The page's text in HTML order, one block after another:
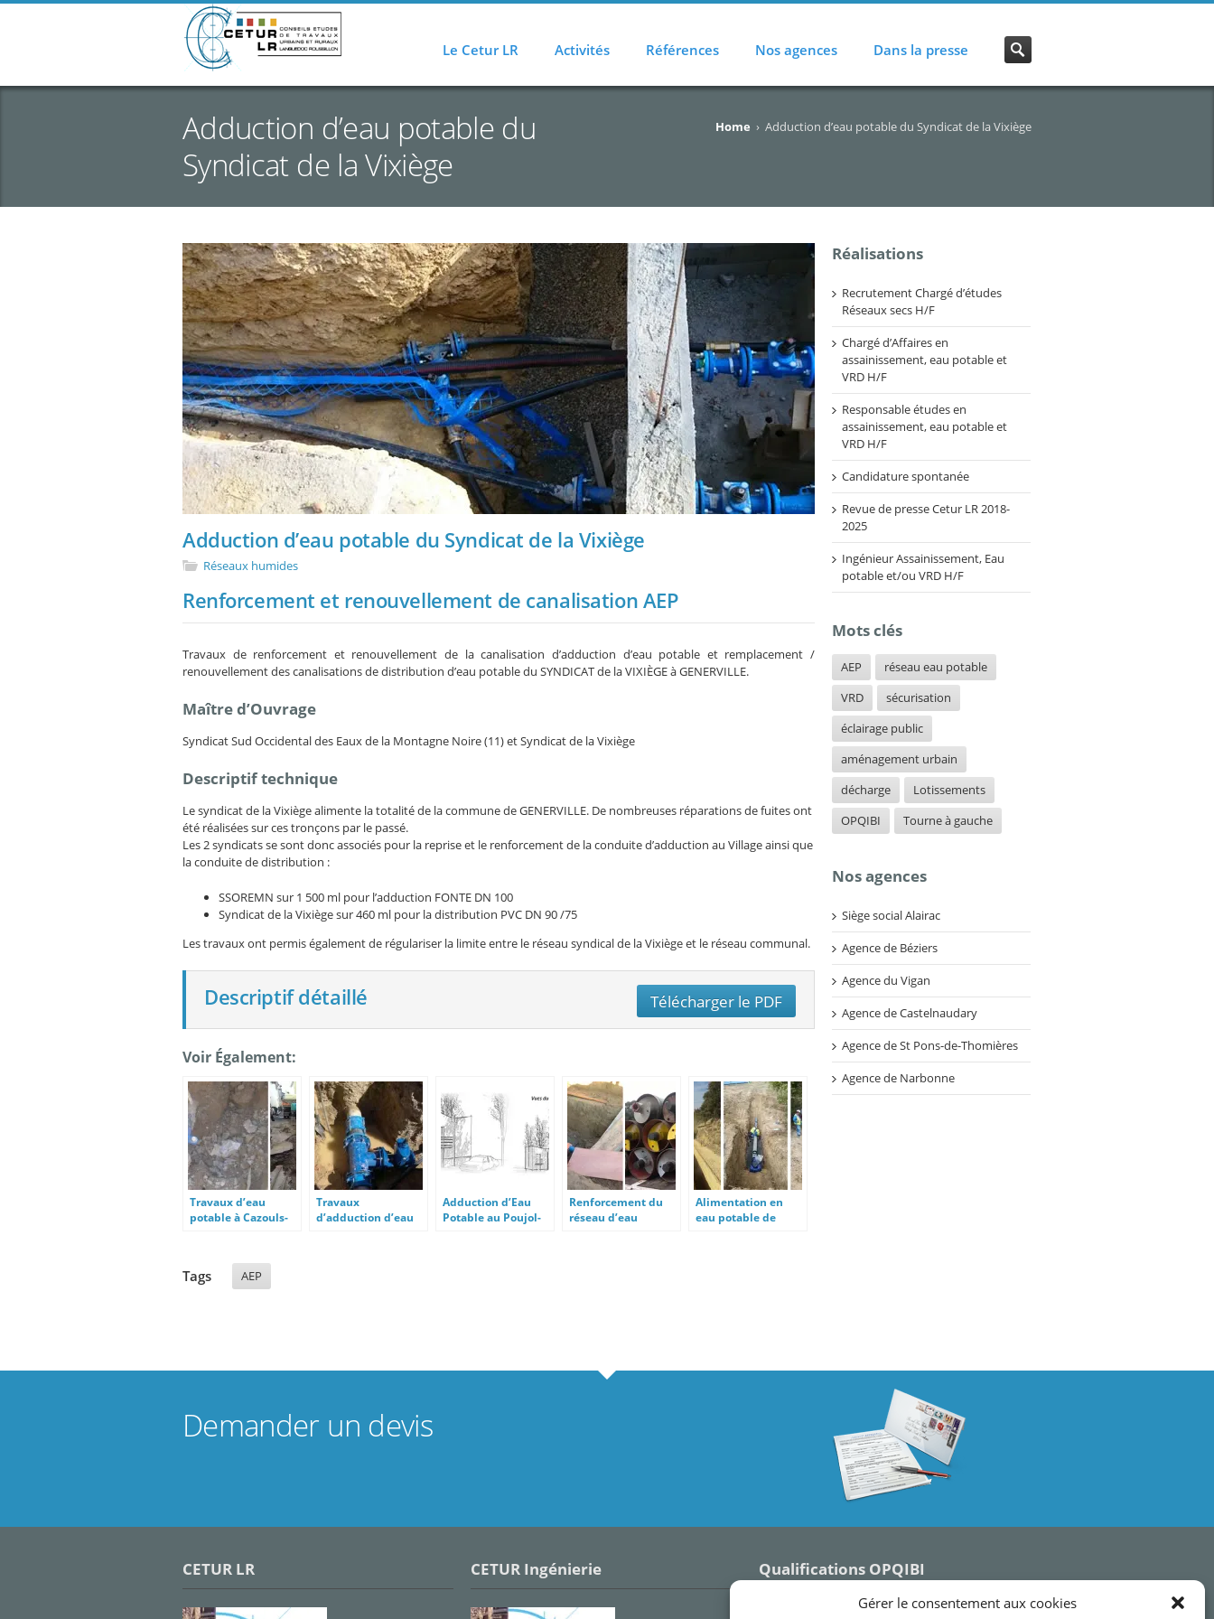
Gérer le consentement aux cookies
Le Cetur LR Activités Références Nos agences Dans la presse
Adduction d’eau potable du
Syndicat de la Vixiège
Home › Adduction d’eau potable du Syndicat de la Vixiège
Adduction d’eau potable du Syndicat de la Vixiège
Réseaux humides
Renforcement et renouvellement de canalisation AEP
Travaux de renforcement et renouvellement de la canalisation d’adduction d’eau potable et remplacement /
renouvellement des canalisations de distribution d’eau potable du SYNDICAT de la VIXIÈGE à GENERVILLE.
Maître d’Ouvrage
Syndicat Sud Occidental des Eaux de la Montagne Noire (11) et Syndicat de la Vixiège
Descriptif technique
Le syndicat de la Vixiège alimente la totalité de la commune de GENERVILLE. De nombreuses réparations de fuites ont
été réalisées sur ces tronçons par le passé.
Les 2 syndicats se sont donc associés pour la reprise et le renforcement de la conduite d’adduction au Village ainsi que
la conduite de distribution :
SSOREMN sur 1 500 ml pour l’adduction FONTE DN 100
Syndicat de la Vixiège sur 460 ml pour la distribution PVC DN 90 /75
Les travaux ont permis également de régulariser la limite entre le réseau syndical de la Vixiège et le réseau communal.
Télécharger le PDF
Descriptif détaillé
Voir Également:
Travaux d’eau
potable à Cazouls-
Travaux
d’adduction d’eau
Adduction d’Eau
Potable au Poujol-
Renforcement du
réseau d’eau
Alimentation en
eau potable de
Tags AEP
Réalisations
Recrutement Chargé d’études
Réseaux secs H/F
Chargé d’Affaires en
assainissement, eau potable et
VRD H/F
Responsable études en
assainissement, eau potable et
VRD H/F
Candidature spontanée
Revue de presse Cetur LR 2018-
2025
Ingénieur Assainissement, Eau
potable et/ou VRD H/F
Mots clés
AEP
réseau eau potable
VRD
sécurisation
éclairage public
aménagement urbain
décharge
Lotissements
OPQIBI
Tourne à gauche
Nos agences
Siège social Alairac
Agence de Béziers
Agence du Vigan
Agence de Castelnaudary
Agence de St Pons-de-Thomières
Agence de Narbonne
Demander un devis
CETUR LR CETUR Ingénierie Qualifications OPQIBI